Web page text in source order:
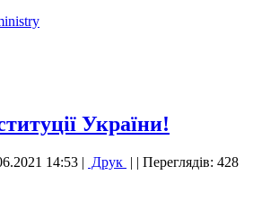
України!
14:53 | Друк | | Переглядів: 428